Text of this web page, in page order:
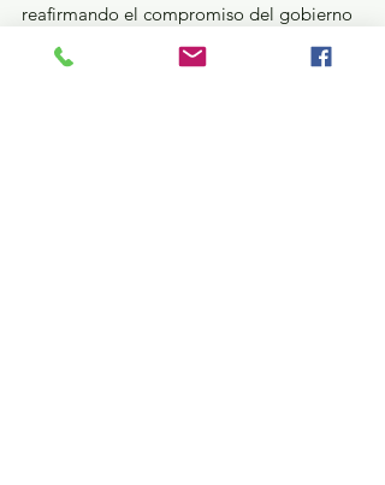
reafirmando el compromiso del gobierno
personas que sostienen a sus familias en